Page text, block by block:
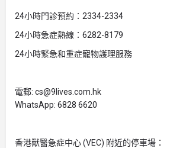
24小時門診預約：2334-2334
24小時急症熱線：6282-8179
24小時緊急和重症寵物護理服務
電郵: cs@9lives.com.hk
WhatsApp: 6828 6620
香港獸醫急症中心 (VEC) 附近的停車場：